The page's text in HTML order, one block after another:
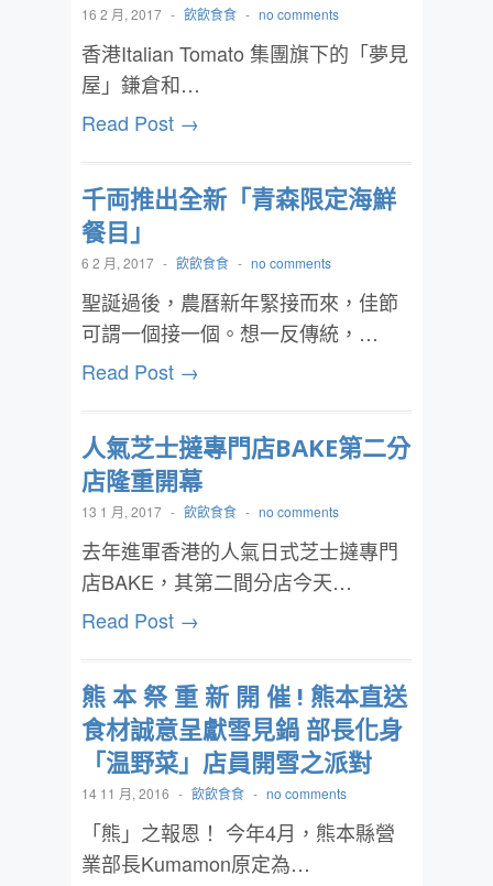
16 2 月, 2017 - 飲飲食食 - no comments
香港Italian Tomato 集團旗下的「夢見
屋」鎌倉和…
Read Post →
千両推出全新「青森限定海鮮
餐目」
6 2 月, 2017 - 飲飲食食 - no comments
聖誕過後，農曆新年緊接而來，佳節
可謂一個接一個。想一反傳統，…
Read Post →
人氣芝士撻專門店BAKE第二分
店隆重開幕
13 1 月, 2017 - 飲飲食食 - no comments
去年進軍香港的人氣日式芝士撻專門
店BAKE，其第二間分店今天…
Read Post →
熊 本 祭 重 新 開 催 ! 熊本直送
食材誠意呈獻雪見鍋 部長化身
「温野菜」店員開雪之派對
14 11 月, 2016 - 飲飲食食 - no comments
「熊」之報恩！ 今年4月，熊本縣營
業部長Kumamon原定為…